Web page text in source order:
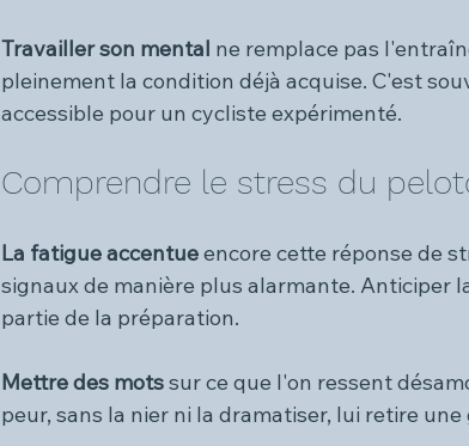
Travailler son mental ne remplace pas
pleinement la condition déjà acquise. C'est
accessible pour un cycliste expérimenté.
Comprendre le stress du
La fatigue accentue encore cette réponse de
signaux de manière plus alarmante. Anticiper
partie de la préparation.
Mettre des mots sur ce que l'on ressent
peur, sans la nier ni la dramatiser, lui retire